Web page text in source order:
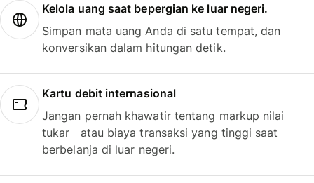
Kelola uang saat bepergian ke luar negeri.
Simpan mata uang Anda di satu tempat, dan
konversikan dalam hitungan detik.
Kartu debit internasional
Jangan pernah khawatir tentang markup nilai
tukar atau biaya transaksi yang tinggi saat
berbelanja di luar negeri.